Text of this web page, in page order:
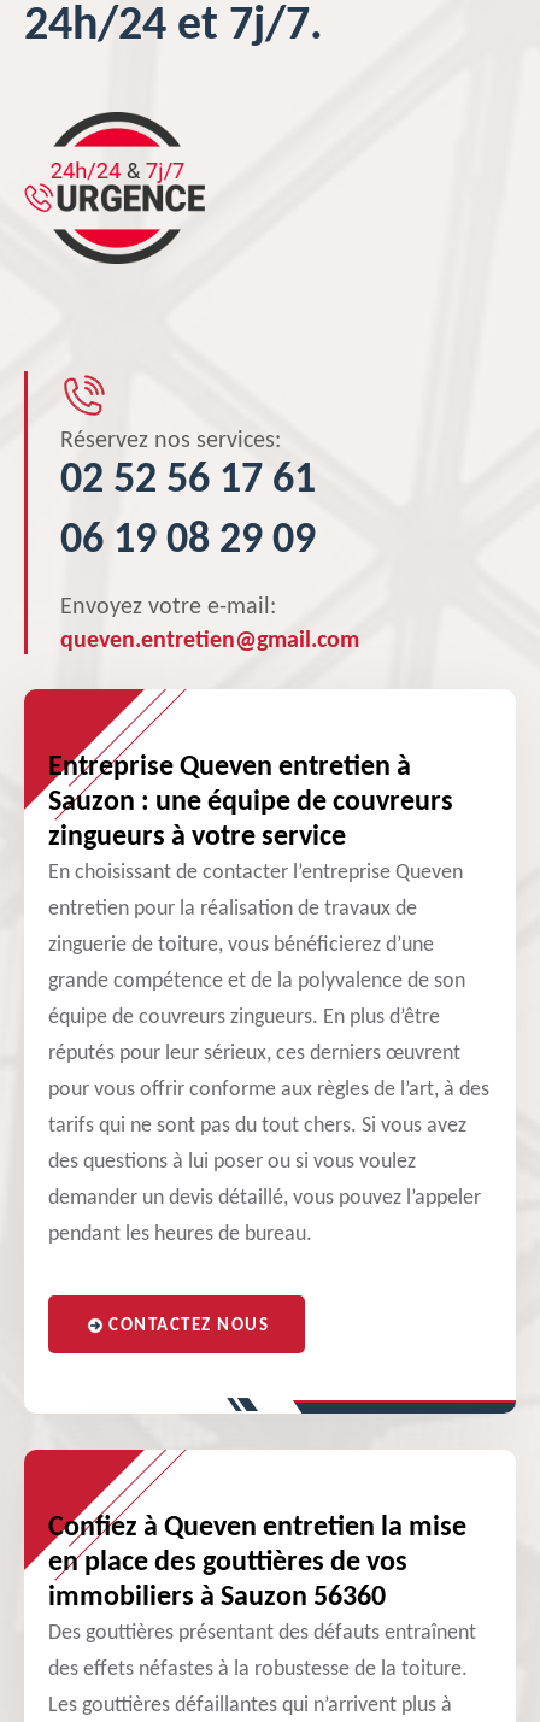
24h/24 et 7j/7.
Réservez nos services:
02 52 56 17 61
06 19 08 29 09
Envoyez votre e-mail:
queven.entretien@gmail.com
Entreprise Queven entretien à
Sauzon : une équipe de couvreurs
zingueurs à votre service
En choisissant de contacter l’entreprise Queven
entretien pour la réalisation de travaux de
zinguerie de toiture, vous bénéficierez d’une
grande compétence et de la polyvalence de son
équipe de couvreurs zingueurs. En plus d’être
réputés pour leur sérieux, ces derniers œuvrent
pour vous offrir conforme aux règles de l’art, à des
tarifs qui ne sont pas du tout chers. Si vous avez
des questions à lui poser ou si vous voulez
demander un devis détaillé, vous pouvez l’appeler
pendant les heures de bureau.
CONTACTEZ NOUS
Confiez à Queven entretien la mise
en place des gouttières de vos
immobiliers à Sauzon 56360
Des gouttières présentant des défauts entraînent
des effets néfastes à la robustesse de la toiture.
Les gouttières défaillantes qui n’arrivent plus à